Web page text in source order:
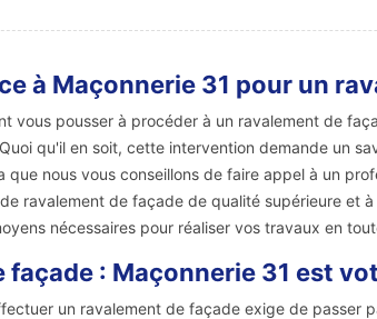
à Maçonnerie 31 pour un
vous pousser à procéder à un ravalement de
qu'il en soit, cette intervention demande un
que nous vous conseillons de faire appel à un
ravalement de façade de qualité supérieure et
nécessaires pour réaliser vos travaux en
façade : Maçonnerie 31 est
un ravalement de façade exige de passer